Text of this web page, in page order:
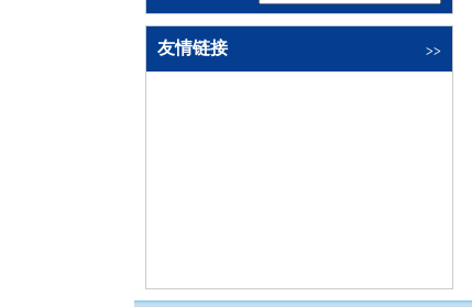
友情链接 >>